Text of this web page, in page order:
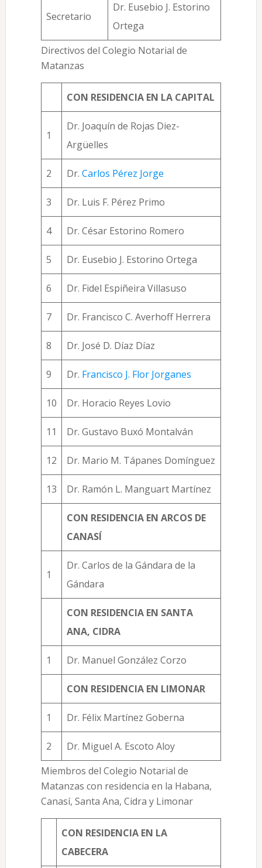
Secretario
Dr. Eusebio J. Estorino
Ortega
Directivos del Colegio Notarial de
Matanzas
CON RESIDENCIA EN LA CAPITAL
1
Dr. Joaquín de Rojas Diez-
Argüelles
2 Dr. Carlos Pérez Jorge
3 Dr. Luis F. Pérez Primo
4 Dr. César Estorino Romero
5 Dr. Eusebio J. Estorino Ortega
6 Dr. Fidel Espiñeira Villasuso
7 Dr. Francisco C. Averhoff Herrera
8 Dr. José D. Díaz Díaz
9 Dr. Francisco J. Flor Jorganes
10 Dr. Horacio Reyes Lovio
11 Dr. Gustavo Buxó Montalván
12 Dr. Mario M. Tápanes Domínguez
13 Dr. Ramón L. Manguart Martínez
CON RESIDENCIA EN ARCOS DE
CANASÍ
1
Dr. Carlos de la Gándara de la
Gándara
CON RESIDENCIA EN SANTA
ANA, CIDRA
1 Dr. Manuel González Corzo
CON RESIDENCIA EN LIMONAR
1 Dr. Félix Martínez Goberna
2
Dr. Miguel A. Escoto Aloy
Miembros del Colegio Notarial de
Matanzas con residencia en la Habana,
Canasí, Santa Ana, Cidra y Limonar
CON RESIDENCIA EN LA
CABECERA